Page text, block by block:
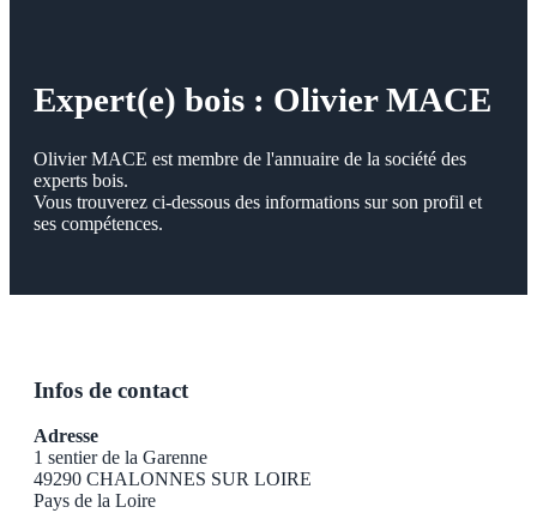
Expert(e) bois : Olivier MACE
Olivier MACE est membre de l'annuaire de la société des
experts bois.
Vous trouverez ci-dessous des informations sur son profil et
ses compétences.
Infos de contact
Adresse
1 sentier de la Garenne
49290 CHALONNES SUR LOIRE
Pays de la Loire